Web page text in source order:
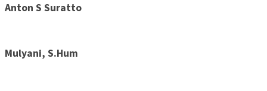
Anton S Suratto
Mulyani, S.Hum